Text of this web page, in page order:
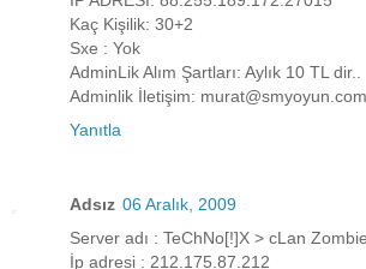
Kaç Kişilik: 30+2
Sxe : Yok
AdminLik Alım Şartları: Aylık 10 TL dir..
Adminlik İletişim: murat@smyoyun.com
Yanıtla
Adsız 06 Aralık, 2009
Server adı : TeChNo[!]X > cLan
İp adresi : 212.175.87.212